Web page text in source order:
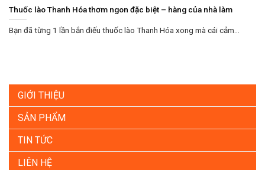
GIỚI THIỆU
SẢN PHẨM
TIN TỨC
LIÊN HỆ
Thuốc lào Thanh Hóa thơm ngon đặc biệt – hàng của nhà làm
Bạn đã từng 1 lần bắn điếu thuốc lào Thanh Hóa xong mà cái cảm...